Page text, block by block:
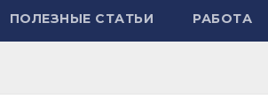
ПОЛЕЗНЫЕ СТАТЬИ РАБОТА